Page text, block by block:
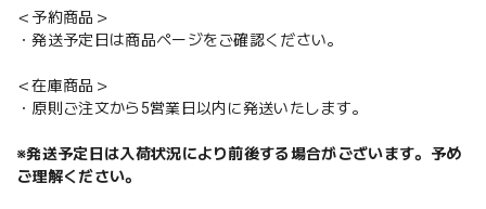
＜予約商品＞
・発送予定日は商品ページをご確認ください。
＜在庫商品＞
・原則ご注文から5営業日以内に発送いたします。
※発送予定日は入荷状況により前後する場合がございます。予め
ご理解ください。